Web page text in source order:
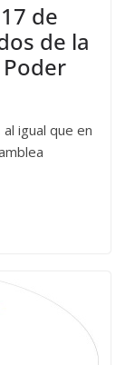
de
de la
igual que en